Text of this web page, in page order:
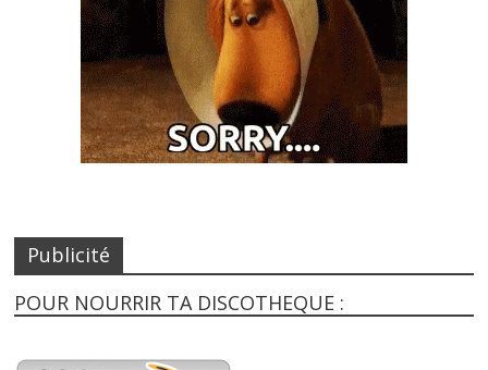
Publicité
POUR NOURRIR TA DISCOTHEQUE :